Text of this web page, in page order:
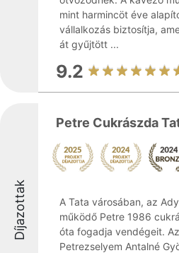
mint harmincöt éve
vállalkozás biztosítja,
át gyűjtött ...
9.2
Díjazottak
Petre Cukrászda
A Tata városában, az
működő Petre 1986
óta fogadja vendégeit.
Petrezselyem Antalné